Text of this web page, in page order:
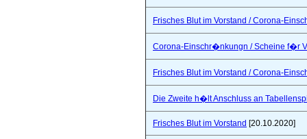
Frisches Blut im Vorstand / Corona-
Corona-Einschr�nkungn / Scheine f�r
Frisches Blut im Vorstand / Corona-
Die Zweite h�lt Anschluss an
Frisches Blut im Vorstand [20.10.2020]